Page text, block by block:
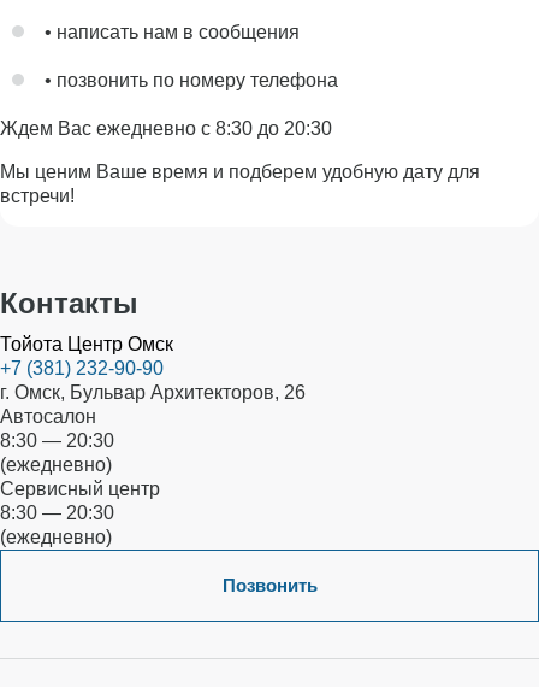
• написать нам в сообщения
• позвонить по номеру телефона
Ждем Вас ежедневно с 8:30 до 20:30
Мы ценим Ваше время и подберем удобную дату для
встречи!
Контакты
Тойота Центр Омск
+7 (381) 232-90-90
г. Омск, Бульвар Архитекторов, 26
Автосалон
8:30 — 20:30
(ежедневно)
Сервисный центр
8:30 — 20:30
(ежедневно)
Позвонить